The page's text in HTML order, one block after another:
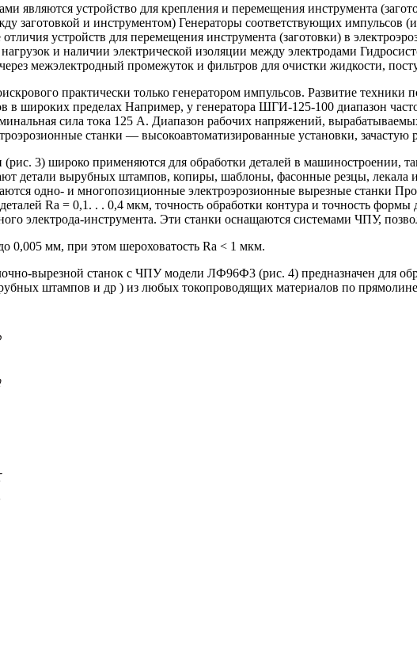
являются устройство для крепления и перемещения инструмента
заготовкой и инструментом) Генераторы соответствующих импульсов
устройств для перемещения инструмента (заготовки) в
и наличии электрической изоляции между электродами
межэлектродный промежуток и фильтров для очистки жидкости,
практически только генератором импульсов. Развитие
в широких пределах Например, у генератора ШГИ-125-100 диапазон
сила тока 125 А. Диапазон рабочих напряжений,
станки — высокоавтоматизированные установки,
3) широко применяются для обработки деталей в машиностроении,
детали вырубных штампов, копиры, шаблоны, фасонные резцы, лекала
одно- и многопозиционные электроэрозионные вырезные станки
Ra = 0,1. . . 0,4 мкм, точность обработки контура и точность
электрода-инструмента. Эти станки оснащаются системами ЧПУ,
0,005 мм, при этом шероховатость Ra < 1 мкм.
вырезной станок с ЧПУ модели ЛФ96Ф3 (рис. 4) предназначен для
штампов и др ) из любых токопроводящих материалов по